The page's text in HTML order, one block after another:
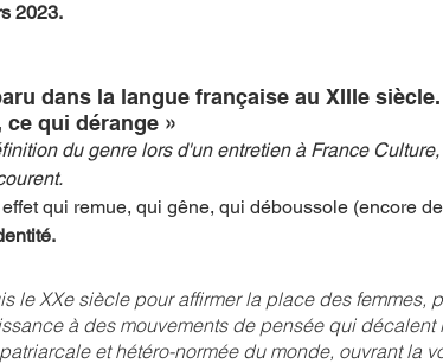
Famille
Hommage
2023.
dans la langue française au XIIIe
qui dérange »
du genre lors d'un entretien à France
qui remue, qui gêne, qui déboussole (encore
le XXe siècle pour affirmer la place des femmes,
à des mouvements de pensée qui décalent
et hétéro-normée du monde, ouvrant la